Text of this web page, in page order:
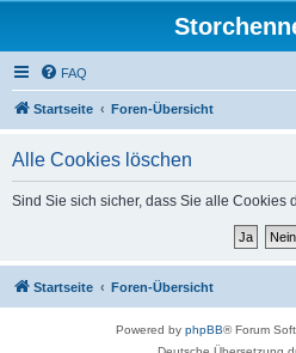
FAQ
Startseite Foren-Übersicht
Alle Cookies löschen
Sind Sie sich sicher, dass Sie alle Cookies
Startseite Foren-Übersicht
Powered by phpBB® Forum